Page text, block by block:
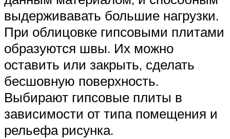
выдерживавать большие нагрузки.
При облицовке гипсовыми плитами
образуются швы. Их можно
оставить или закрыть, сделать
бесшовную поверхность.
Выбирают гипсовые плиты в
зависимости от типа помещения и
рельефа рисунка.